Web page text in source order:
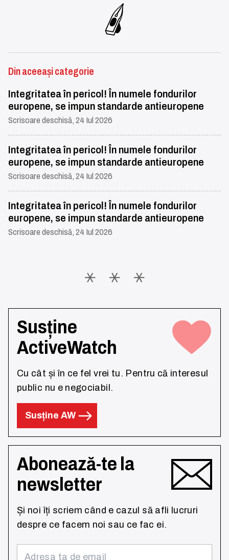
Din aceeași categorie
Integritatea în pericol! În numele fondurilor
europene, se impun standarde antieuropene
Scrisoare deschisă, 24 Iul 2026
Integritatea în pericol! În numele fondurilor
europene, se impun standarde antieuropene
Scrisoare deschisă, 24 Iul 2026
Integritatea în pericol! În numele fondurilor
europene, se impun standarde antieuropene
Scrisoare deschisă, 24 Iul 2026
Susține
ActiveWatch
Cu cât și în ce fel vrei tu. Pentru că interesul
public nu e negociabil.
Susține AW
Abonează-te la
newsletter
Și noi îți scriem când e cazul să afli lucruri
despre ce facem noi sau ce fac ei.